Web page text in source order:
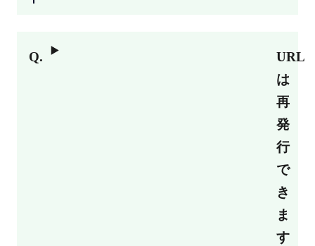
URL
は
再
発
行
で
き
ま
す